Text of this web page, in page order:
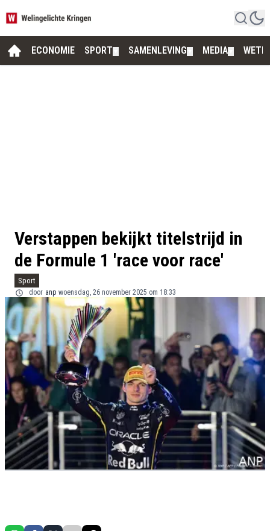
ECONOMIE SPORT SAMENLEVING MEDIA
Verstappen bekijkt titelstrijd in
de Formule 1 'race voor race'
Sport
door anp woensdag, 26 november 2025 om 18:33